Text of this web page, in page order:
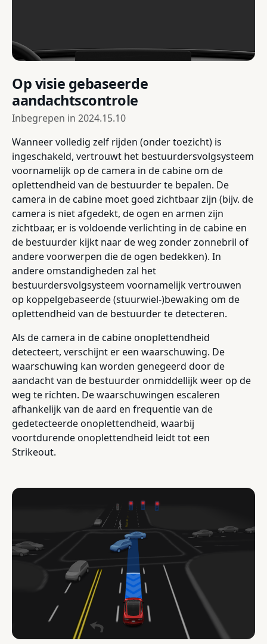
Op visie gebaseerde
aandachtscontrole
Inbegrepen in 2024.15.10
Wanneer volledig zelf rijden (onder toezicht) is
ingeschakeld, vertrouwt het bestuurdersvolgsysteem
voornamelijk op de camera in de cabine om de
oplettendheid van de bestuurder te bepalen. De
camera in de cabine moet goed zichtbaar zijn (bijv. de
camera is niet afgedekt, de ogen en armen zijn
zichtbaar, er is voldoende verlichting in de cabine en
de bestuurder kijkt naar de weg zonder zonnebril of
andere voorwerpen die de ogen bedekken). In
andere omstandigheden zal het
bestuurdersvolgsysteem voornamelijk vertrouwen
op koppelgebaseerde (stuurwiel-)bewaking om de
oplettendheid van de bestuurder te detecteren.
Als de camera in de cabine onoplettendheid
detecteert, verschijnt er een waarschuwing. De
waarschuwing kan worden genegeerd door de
aandacht van de bestuurder onmiddellijk weer op de
weg te richten. De waarschuwingen escaleren
afhankelijk van de aard en frequentie van de
gedetecteerde onoplettendheid, waarbij
voortdurende onoplettendheid leidt tot een
Strikeout.